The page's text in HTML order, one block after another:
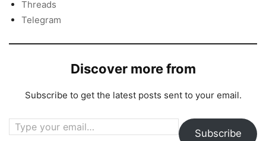
Threads
Telegram
Discover more from
Subscribe to get the latest posts sent to your email.
Type your email…
Subscribe